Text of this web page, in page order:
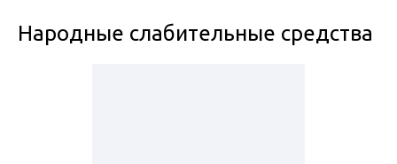
Народные слабительные средства